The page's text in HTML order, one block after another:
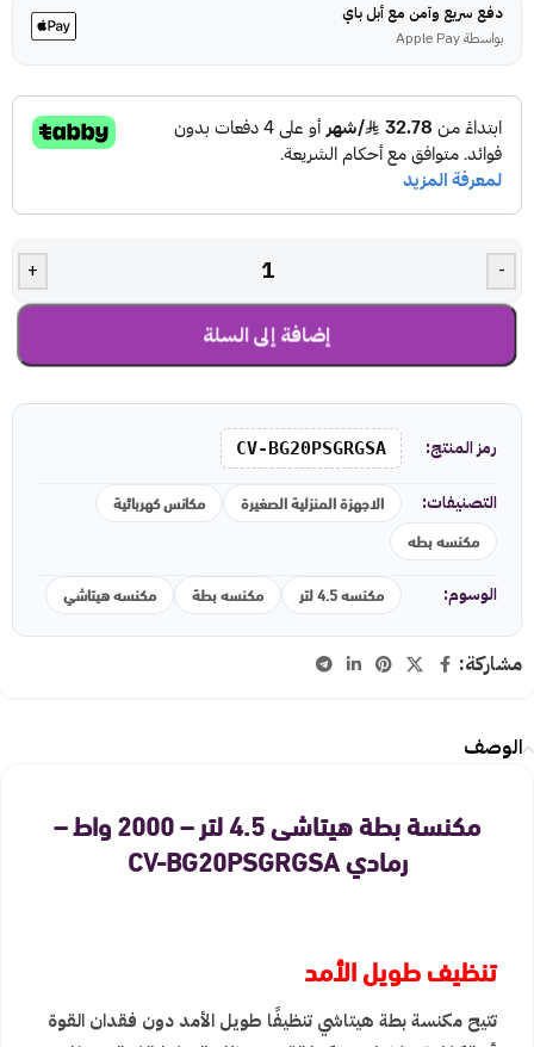
دفع سريع وآمن مع أبل باي
بواسطة Apple Pay
-
+
إضافة إلى السلة
رمز المنتج: CV-BG20PSGRGSA
التصنيفات: الاجهزة المنزلية الصغيرة
مكانس كهربائية
مكنسه بطه
الوسوم: مكنسه 4.5 لتر مكنسه بطة مكنسه هيتاشي
مشاركة:
الوصف
مكنسة بطة هيتاشى 4.5 لتر – 2000 واط –
رمادي CV-BG20PSGRGSA
تنظيف طويل الأمد
تتيح مكنسة بطة هيتاشي تنظيفًا طويل الأمد دون فقدان القوة